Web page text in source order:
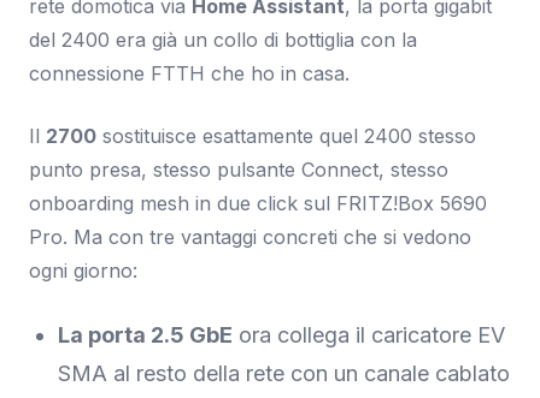
rete domotica via Home Assistant, la porta gigabit
del 2400 era già un collo di bottiglia con la
connessione FTTH che ho in casa.
Il 2700 sostituisce esattamente quel 2400 stesso
punto presa, stesso pulsante Connect, stesso
onboarding mesh in due click sul FRITZ!Box 5690
Pro. Ma con tre vantaggi concreti che si vedono
ogni giorno:
La porta 2.5 GbE ora collega il caricatore EV
SMA al resto della rete con un canale cablato